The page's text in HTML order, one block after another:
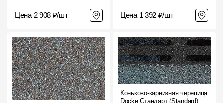
Цена 2 908 ₽/шт Цена 1 392 ₽/шт
Коньково-карнизная черепица
Docke Стандарт (Standard)